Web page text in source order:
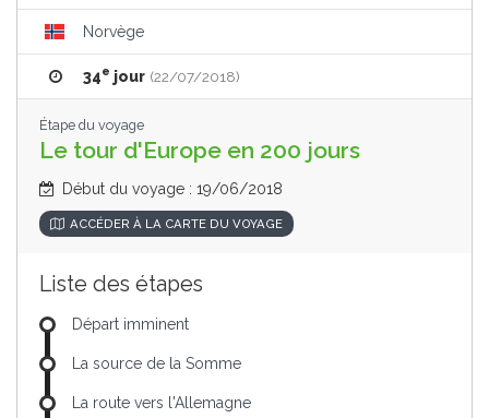
Norvège
34e jour (22/07/2018)
Étape du voyage
Le tour d'Europe en 200 jours
Début du voyage : 19/06/2018
ACCÉDER À LA CARTE DU VOYAGE
Liste des étapes
Départ imminent
La source de la Somme
La route vers l'Allemagne